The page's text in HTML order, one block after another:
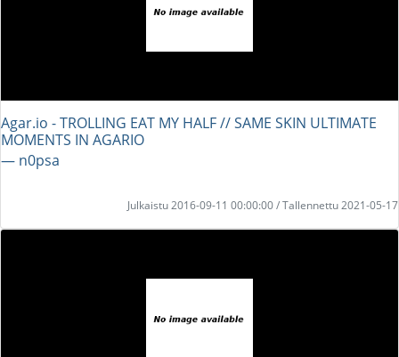
Agar.io - TROLLING EAT MY HALF // SAME SKIN ULTIMATE
MOMENTS IN AGARIO
― n0psa
Julkaistu 2016-09-11 00:00:00 / Tallennettu 2021-05-17